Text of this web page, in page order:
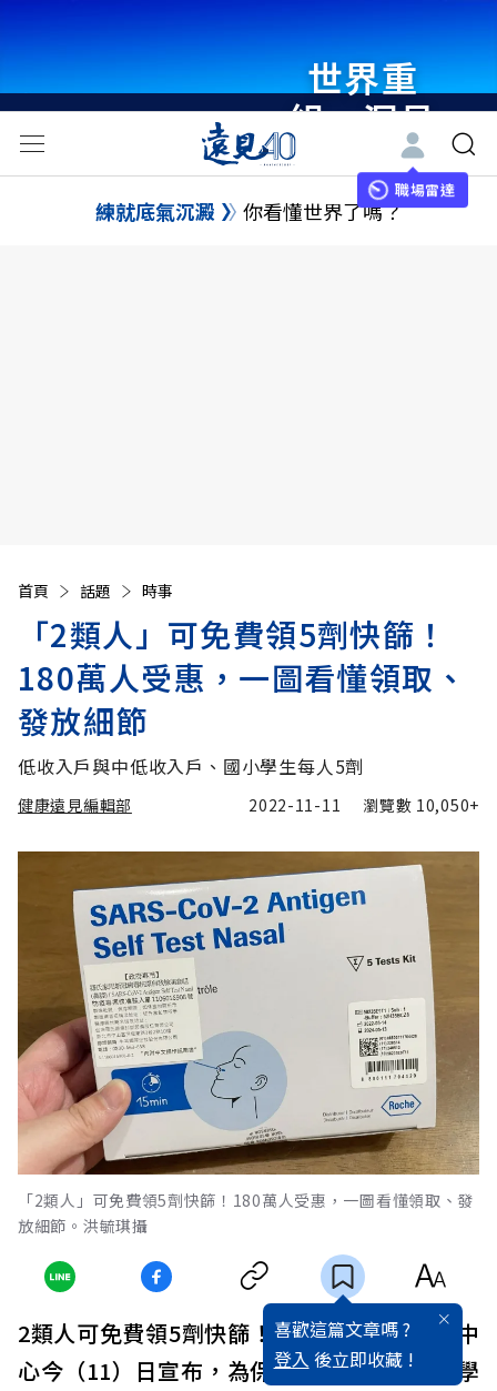
世界重
組・洞見
未來 與
世界領袖
職場雷達
練就底氣沉澱 你看懂世界了嗎？
首頁 話題 時事
「2類人」可免費領5劑快篩！
180萬人受惠，一圖看懂領取、
發放細節
低收入戶與中低收入戶、國小學生每人5劑
健康遠見編輯部 2022-11-11 瀏覽數 10,050+
「2類人」可免費領5劑快篩！180萬人受惠，一圖看懂領取、發
放細節。洪毓琪攝
喜歡這篇文章嗎 ?
登入 後立即收藏 !
2類人可免費領5劑快篩！中央流行疫情指揮中
心今（11）日宣布，為保障弱勢民眾與國小學